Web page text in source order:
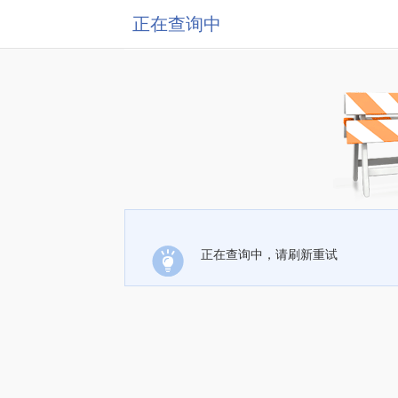
正在查询中
正在查询中，请刷新重试